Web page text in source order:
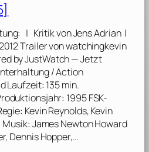
| Kritik von Jens Adrian |
Trailer von watchingkevin
by JustWatch — Jetzt
/ Action
Laufzeit: 135 min.
1995 FSK-
Kevin Reynolds, Kevin
James Newton Howard
Dennis Hopper,…